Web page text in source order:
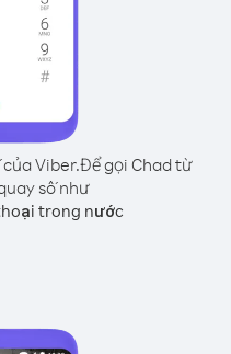
Viber.Để gọi Chad từ
số như
trong nước